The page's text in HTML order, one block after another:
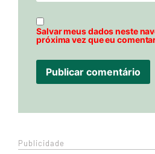
Salvar meus dados neste
próxima vez que eu
Publicidade